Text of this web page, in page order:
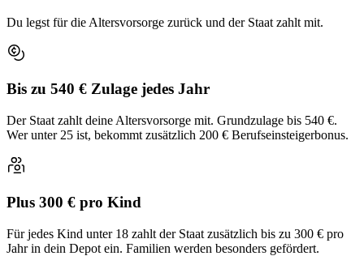
Du legst für die Altersvorsorge zurück und der Staat zahlt mit.
Bis zu 540 € Zulage jedes Jahr
Der Staat zahlt deine Altersvorsorge mit. Grundzulage bis 540 €.
Wer unter 25 ist, bekommt zusätzlich 200 € Berufseinsteigerbonus.
Plus 300 € pro Kind
Für jedes Kind unter 18 zahlt der Staat zusätzlich bis zu 300 € pro
Jahr in dein Depot ein. Familien werden besonders gefördert.